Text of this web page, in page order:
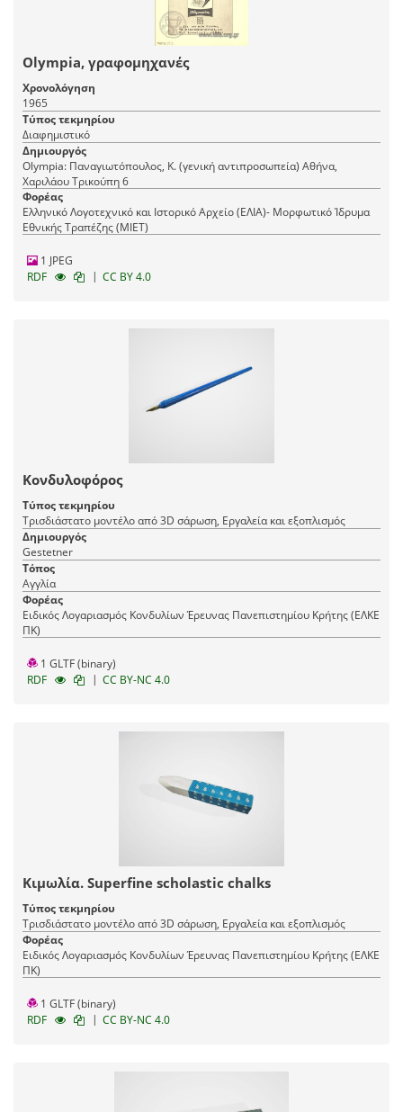
Olympia, γραφομηχανές
Χρονολόγηση
1965
Τύπος τεκμηρίου
Διαφημιστικό
Δημιουργός
Olympia: Παναγιωτόπουλος, Κ. (γενική αντιπροσωπεία) Αθήνα,
Χαριλάου Τρικούπη 6
Φορέας
Ελληνικό Λογοτεχνικό και Ιστορικό Αρχείο (ΕΛΙΑ)- Μορφωτικό Ίδρυμα
Εθνικής Τραπέζης (ΜΙΕΤ)
1 JPEG
RDF
| CC BY 4.0
Κονδυλοφόρος
Τύπος τεκμηρίου
Τρισδιάστατο μοντέλο από 3D σάρωση, Εργαλεία και εξοπλισμός
Δημιουργός
Gestetner
Τόπος
Αγγλία
Φορέας
Ειδικός Λογαριασμός Κονδυλίων Έρευνας Πανεπιστημίου Κρήτης (ΕΛΚΕ
ΠΚ)
1 GLTF (binary)
RDF
| CC BY-NC 4.0
Κιμωλία. Superfine scholastic chalks
Τύπος τεκμηρίου
Τρισδιάστατο μοντέλο από 3D σάρωση, Εργαλεία και εξοπλισμός
Φορέας
Ειδικός Λογαριασμός Κονδυλίων Έρευνας Πανεπιστημίου Κρήτης (ΕΛΚΕ
ΠΚ)
1 GLTF (binary)
RDF
| CC BY-NC 4.0